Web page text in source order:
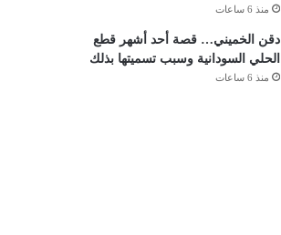
منذ 6 ساعات
دقن الخميني… قصة أحد أشهر قطع
الحلي السودانية وسبب تسميتها بذلك
منذ 6 ساعات